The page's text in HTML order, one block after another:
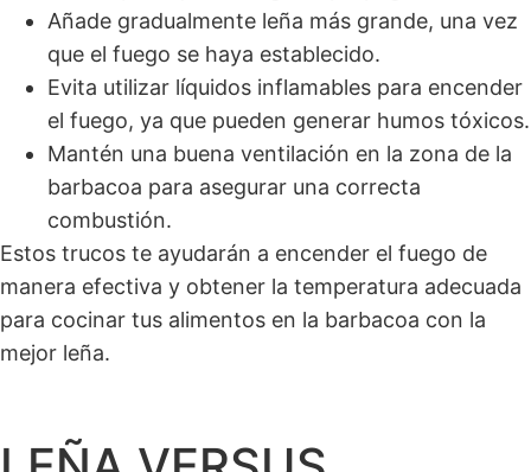
Añade gradualmente leña más grande, una vez
que el fuego se haya establecido.
Evita utilizar líquidos inflamables para encender
el fuego, ya que pueden generar humos tóxicos.
Mantén una buena ventilación en la zona de la
barbacoa para asegurar una correcta
combustión.
Estos trucos te ayudarán a encender el fuego de
manera efectiva y obtener la temperatura adecuada
para cocinar tus alimentos en la barbacoa con la
mejor leña.